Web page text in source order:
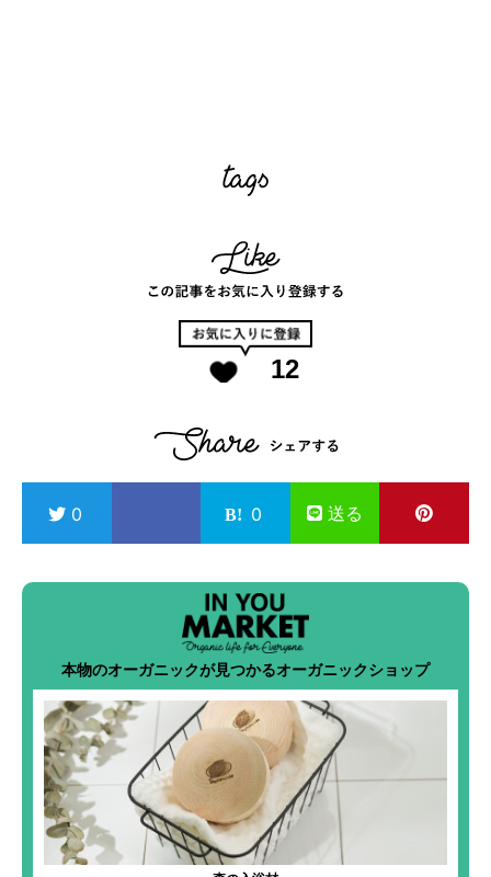
12
0 0 送る
本物のオーガニックが見つかるオーガニックショップ